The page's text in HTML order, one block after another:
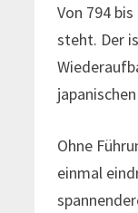
Von 794
steht. Der
Ohne
einmal